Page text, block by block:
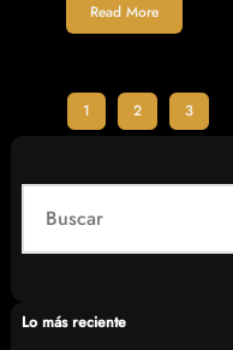
Read More
1 2 3
a
cLo más reciente